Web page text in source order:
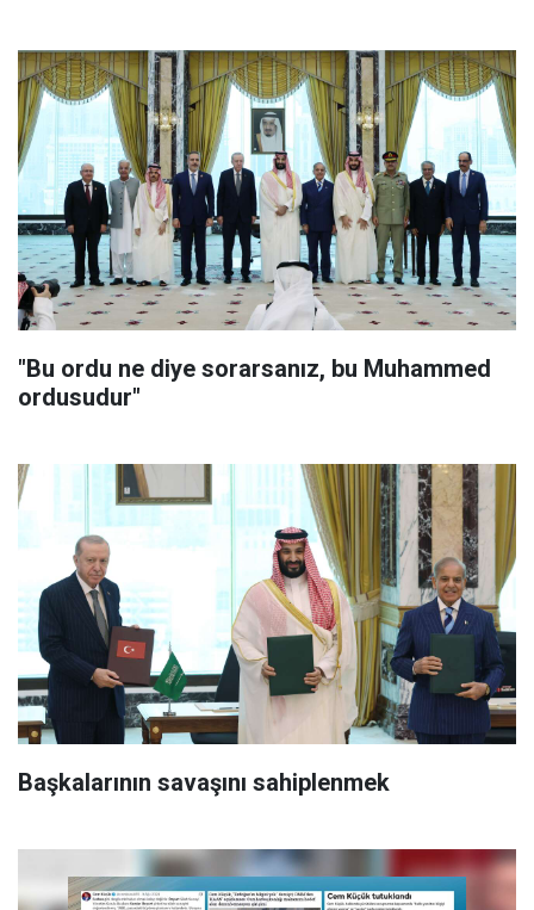
"Bu ordu ne diye sorarsanız, bu Muhammed
ordusudur"
Başkalarının savaşını sahiplenmek